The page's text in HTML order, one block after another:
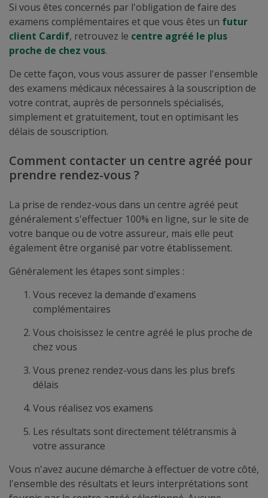
Si vous êtes concernés par l'obligation de faire des
examens complémentaires et que vous êtes un futur
client Cardif, retrouvez le centre agréé le plus
proche de chez vous.
De cette façon, vous vous assurer de passer l'ensemble
des examens médicaux nécessaires à la souscription de
votre contrat, auprès de personnels spécialisés,
simplement et gratuitement, tout en optimisant les
délais de souscription.
Comment contacter un centre agréé pour
prendre rendez-vous ?
La prise de rendez-vous dans un centre agréé peut
généralement s'effectuer 100% en ligne, sur le site de
votre banque ou de votre assureur, mais elle peut
également être organisé par votre établissement.
Généralement les étapes sont simples :
Vous recevez la demande d'examens
complémentaires
Vous choisissez le centre agréé le plus proche de
chez vous
Vous prenez rendez-vous dans les plus brefs
délais
Vous réalisez vos examens
Les résultats sont directement télétransmis à
votre assurance
Vous n'avez aucune démarche à effectuer de votre côté,
l'ensemble des résultats et leurs interprétations sont